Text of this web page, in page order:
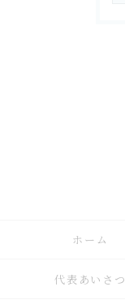
ホーム
代表あいさつ